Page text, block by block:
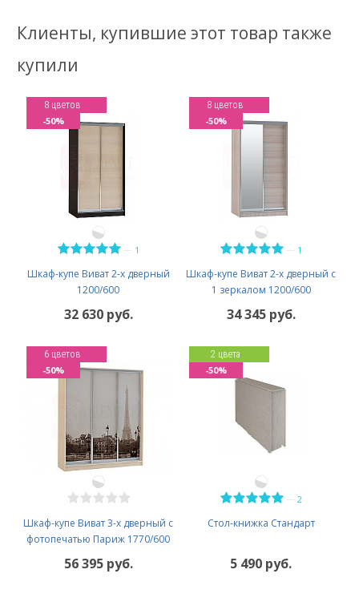
Клиенты, купившие этот товар также
купили
1
Шкаф-купе Виват 2-х дверный
1200/600
8 цветов
32 630 руб.
-50%
1
Шкаф-купе Виват 2-х дверный с
1 зеркалом 1200/600
8 цветов
34 345 руб.
-50%
Шкаф-купе Виват 3-х дверный с
фотопечатью Париж 1770/600
6 цветов
56 395 руб.
-50%
2
Стол-книжка Стандарт
2 цвета
5 490 руб.
-50%